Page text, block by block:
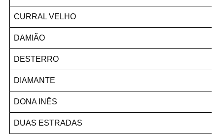
CURRAL VELHO
DAMIÃO
DESTERRO
DIAMANTE
DONA INÊS
DUAS ESTRADAS